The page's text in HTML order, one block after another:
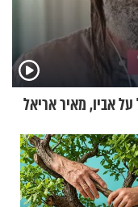
אביו, מאיר אריאל